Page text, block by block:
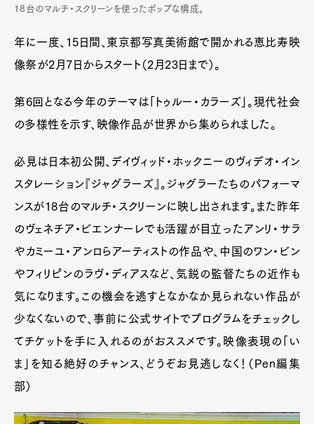
18台のマルチ・スクリーンを使ったポップな構成。
年に一度、15日間、東京都写真美術館で開かれる恵比寿映
像祭が2月7日からスタート（2月23日まで）。
第6回となる今年のテーマは「トゥルー・カラーズ」。現代社会
の多様性を示す、映像作品が世界から集められました。
必見は日本初公開、デイヴィッド・ホックニーのヴィデオ・イン
スタレーション『ジャグラーズ』。ジャグラーたちのパフォーマ
ンスが18台のマルチ・スクリーンに映し出されます。また昨年
のヴェネチア・ビエンナーレでも活躍が目立ったアンリ・サラ
やカミーユ・アンロらアーティストの作品や、中国のワン・ビン
やフィリピンのラヴ・ディアスなど、気鋭の監督たちの近作も
気になります。この機会を逃すとなかなか見られない作品が
少なくないので、事前に公式サイトでプログラムをチェックし
てチケットを手に入れるのがおススメです。映像表現の「い
ま」を知る絶好のチャンス、どうぞお見逃しなく！（Pen編集
部）